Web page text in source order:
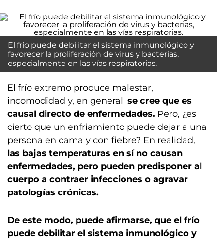
El frío puede debilitar el sistema inmunológico y
favorecer la proliferación de virus y bacterias,
especialmente en las vías respiratorias.
El frío extremo produce malestar,
incomodidad y, en general, se cree que es
causal directo de enfermedades. Pero, ¿es
cierto que un enfriamiento puede dejar a una
persona en cama y con fiebre? En realidad,
las bajas temperaturas en sí no causan
enfermedades, pero pueden predisponer al
cuerpo a contraer infecciones o agravar
patologías crónicas.
De este modo, puede afirmarse, que el frío
puede debilitar el sistema inmunológico y